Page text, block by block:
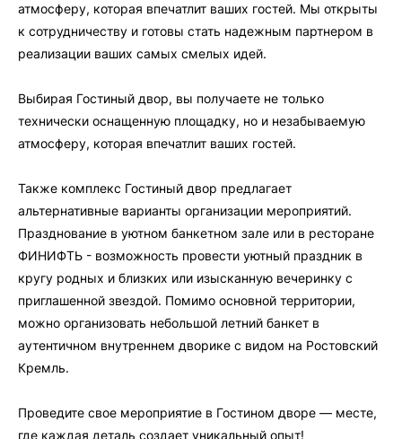
атмосферу, которая впечатлит ваших гостей. Мы открыты
к сотрудничеству и готовы стать надежным партнером в
реализации ваших самых смелых идей.
Выбирая Гостиный двор, вы получаете не только
технически оснащенную площадку, но и незабываемую
атмосферу, которая впечатлит ваших гостей.
Также комплекс Гостиный двор предлагает
альтернативные варианты организации мероприятий.
Празднование в уютном банкетном зале или в ресторане
ФИНИФТЬ - возможность провести уютный праздник в
кругу родных и близких или изысканную вечеринку с
приглашенной звездой. Помимо основной территории,
можно организовать небольшой летний банкет в
аутентичном внутреннем дворике с видом на Ростовский
Кремль.
Проведите свое мероприятие в Гостином дворе — месте,
где каждая деталь создает уникальный опыт!